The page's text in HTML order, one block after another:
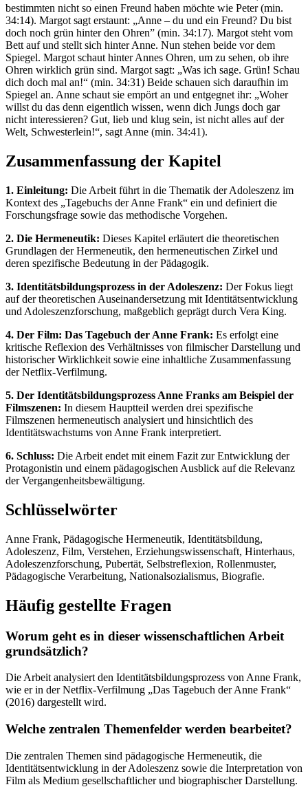
bestimmten nicht so einen Freund haben möchte wie Peter (min.
34:14). Margot sagt erstaunt: „Anne – du und ein Freund? Du bist
doch noch grün hinter den Ohren” (min. 34:17). Margot steht vom
Bett auf und stellt sich hinter Anne. Nun stehen beide vor dem
Spiegel. Margot schaut hinter Annes Ohren, um zu sehen, ob ihre
Ohren wirklich grün sind. Margot sagt: „Was ich sage. Grün! Schau
dich doch mal an!“ (min. 34:31) Beide schauen sich daraufhin im
Spiegel an. Anne schaut sie empört an und entgegnet ihr: „Woher
willst du das denn eigentlich wissen, wenn dich Jungs doch gar
nicht interessieren? Gut, lieb und klug sein, ist nicht alles auf der
Welt, Schwesterlein!“, sagt Anne (min. 34:41).
Zusammenfassung der Kapitel
1. Einleitung: Die Arbeit führt in die Thematik der Adoleszenz im
Kontext des „Tagebuchs der Anne Frank“ ein und definiert die
Forschungsfrage sowie das methodische Vorgehen.
2. Die Hermeneutik: Dieses Kapitel erläutert die theoretischen
Grundlagen der Hermeneutik, den hermeneutischen Zirkel und
deren spezifische Bedeutung in der Pädagogik.
3. Identitätsbildungsprozess in der Adoleszenz: Der Fokus liegt
auf der theoretischen Auseinandersetzung mit Identitätsentwicklung
und Adoleszenzforschung, maßgeblich geprägt durch Vera King.
4. Der Film: Das Tagebuch der Anne Frank: Es erfolgt eine
kritische Reflexion des Verhältnisses von filmischer Darstellung und
historischer Wirklichkeit sowie eine inhaltliche Zusammenfassung
der Netflix-Verfilmung.
5. Der Identitätsbildungsprozess Anne Franks am Beispiel der
Filmszenen: In diesem Hauptteil werden drei spezifische
Filmszenen hermeneutisch analysiert und hinsichtlich des
Identitätswachstums von Anne Frank interpretiert.
6. Schluss: Die Arbeit endet mit einem Fazit zur Entwicklung der
Protagonistin und einem pädagogischen Ausblick auf die Relevanz
der Vergangenheitsbewältigung.
Schlüsselwörter
Anne Frank, Pädagogische Hermeneutik, Identitätsbildung,
Adoleszenz, Film, Verstehen, Erziehungswissenschaft, Hinterhaus,
Adoleszenzforschung, Pubertät, Selbstreflexion, Rollenmuster,
Pädagogische Verarbeitung, Nationalsozialismus, Biografie.
Häufig gestellte Fragen
Worum geht es in dieser wissenschaftlichen Arbeit
grundsätzlich?
Die Arbeit analysiert den Identitätsbildungsprozess von Anne Frank,
wie er in der Netflix-Verfilmung „Das Tagebuch der Anne Frank“
(2016) dargestellt wird.
Welche zentralen Themenfelder werden bearbeitet?
Die zentralen Themen sind pädagogische Hermeneutik, die
Identitätsentwicklung in der Adoleszenz sowie die Interpretation von
Film als Medium gesellschaftlicher und biographischer Darstellung.